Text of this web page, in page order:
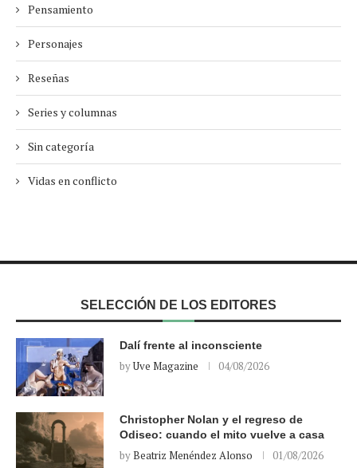
Pensamiento
Personajes
Reseñas
Series y columnas
Sin categoría
Vidas en conflicto
SELECCIÓN DE LOS EDITORES
Dalí frente al inconsciente
byUve Magazine 04/08/2026
Christopher Nolan y el regreso de
Odiseo: cuando el mito vuelve a casa
byBeatriz Menéndez Alonso 01/08/2026